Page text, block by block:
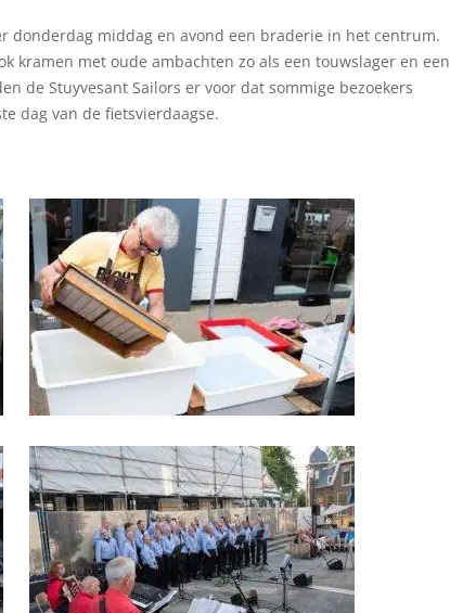
donderdag middag en avond een braderie in het centrum.
kramen met oude ambachten zo als een touwslager en een
de Stuyvesant Sailors er voor dat sommige bezoekers
dag van de fietsvierdaagse.